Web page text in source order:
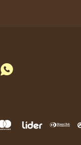
